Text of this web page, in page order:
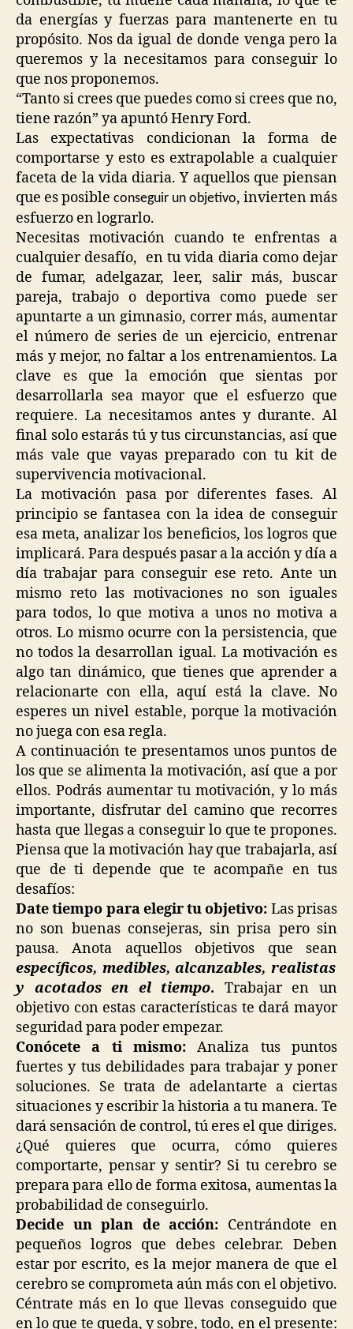
da energías y fuerzas para mantenerte en tu
propósito. Nos da igual de donde venga pero la
queremos y la necesitamos para conseguir lo
que nos proponemos.
“Tanto si crees que puedes como si crees que no,
tiene razón” ya apuntó Henry Ford.
Las expectativas condicionan la forma de
comportarse y esto es extrapolable a cualquier
faceta de la vida diaria. Y aquellos que piensan
que es posible conseguir un objetivo, invierten más
esfuerzo en lograrlo.
Necesitas motivación cuando te enfrentas a
cualquier desafío, en tu vida diaria como dejar
de fumar, adelgazar, leer, salir más, buscar
pareja, trabajo o deportiva como puede ser
apuntarte a un gimnasio, correr más, aumentar
el número de series de un ejercicio, entrenar
más y mejor, no faltar a los entrenamientos. La
clave es que la emoción que sientas por
desarrollarla sea mayor que el esfuerzo que
requiere. La necesitamos antes y durante. Al
final solo estarás tú y tus circunstancias, así que
más vale que vayas preparado con tu kit de
supervivencia motivacional.
La motivación pasa por diferentes fases. Al
principio se fantasea con la idea de conseguir
esa meta, analizar los beneficios, los logros que
implicará. Para después pasar a la acción y día a
día trabajar para conseguir ese reto. Ante un
mismo reto las motivaciones no son iguales
para todos, lo que motiva a unos no motiva a
otros. Lo mismo ocurre con la persistencia, que
no todos la desarrollan igual. La motivación es
algo tan dinámico, que tienes que aprender a
relacionarte con ella, aquí está la clave. No
esperes un nivel estable, porque la motivación
no juega con esa regla.
A continuación te presentamos unos puntos de
los que se alimenta la motivación, así que a por
ellos. Podrás aumentar tu motivación, y lo más
importante, disfrutar del camino que recorres
hasta que llegas a conseguir lo que te propones.
Piensa que la motivación hay que trabajarla, así
que de ti depende que te acompañe en tus
desafíos:
Date tiempo para elegir tu objetivo: Las prisas
no son buenas consejeras, sin prisa pero sin
pausa. Anota aquellos objetivos que sean
específicos, medibles, alcanzables, realistas
y acotados en el tiempo. Trabajar en un
objetivo con estas características te dará mayor
seguridad para poder empezar.
Conócete a ti mismo: Analiza tus puntos
fuertes y tus debilidades para trabajar y poner
soluciones. Se trata de adelantarte a ciertas
situaciones y escribir la historia a tu manera. Te
dará sensación de control, tú eres el que diriges.
¿Qué quieres que ocurra, cómo quieres
comportarte, pensar y sentir? Si tu cerebro se
prepara para ello de forma exitosa, aumentas la
probabilidad de conseguirlo.
Decide un plan de acción: Centrándote en
pequeños logros que debes celebrar. Deben
estar por escrito, es la mejor manera de que el
cerebro se comprometa aún más con el objetivo.
Céntrate más en lo que llevas conseguido que
en lo que te queda, y sobre, todo, en el presente: